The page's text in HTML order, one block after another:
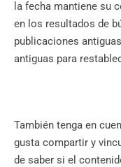
la fecha mantiene su
en los resultados de
publicaciones
antiguas para
También tenga en
gusta compartir y
de saber si el